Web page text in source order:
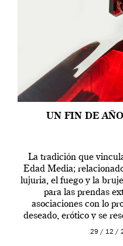
UN FIN DE
La tradición que
Edad Media;
lujuria, el fuego y la
para las prendas
asociaciones con lo
deseado, erótico y se
29 / 12 /